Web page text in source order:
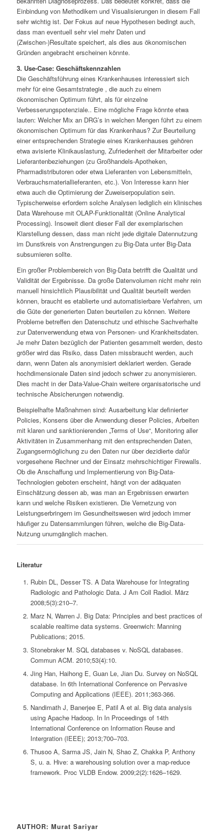
Einbindung von Methodikern und Visualisierungen in diesem Fall
sehr wichtig ist. Der Fokus auf neue Hypothesen bedingt auch,
dass man eventuell sehr viel mehr Daten und
(Zwischen-)Resultate speichert, als dies aus ökonomischen
Gründen angebracht erscheinen könnte.
3. Use-Case: Geschäftskennzahlen
Die Geschäftsführung eines Krankenhauses interessiert sich
mehr für eine Gesamtstrategie , die auch zu einem
ökonomischen Optimum führt, als für einzelne
Verbesserungspotenziale.. Eine mögliche Frage könnte etwa
lauten: Welcher Mix an DRG’s in welchen Mengen führt zu einem
ökonomischen Optimum für das Krankenhaus? Zur Beurteilung
einer entsprechenden Strategie eines Krankenhauses gehören
etwa avisierte Klinikauslastung, Zufriedenheit der Mitarbeiter oder
Lieferantenbeziehungen (zu Großhandels-Apotheken,
Pharmadistributoren oder etwa Lieferanten von Lebensmitteln,
Verbrauchsmateriallieferanten, etc.). Von Interesse kann hier
etwa auch die Optimierung der Zuweiserpopulation sein.
Typischerweise erfordern solche Analysen lediglich ein klinisches
Data Warehouse mit OLAP-Funktionalität (Online Analytical
Processing). Insoweit dient dieser Fall der exemplarischen
Klarstellung dessen, dass man nicht jede digitale Datennutzung
im Dunstkreis von Anstrengungen zu Big-Data unter Big-Data
subsumieren sollte.
Ein großer Problembereich von Big-Data betrifft die Qualität und
Validität der Ergebnisse. Da große Datenvolumen nicht mehr rein
manuell hinsichtlich Plausibilität und Qualität beurteilt werden
können, braucht es etablierte und automatisierbare Verfahren, um
die Güte der generierten Daten beurteilen zu können. Weitere
Probleme betreffen den Datenschutz und ethische Sachverhalte
zur Datenverwendung etwa von Personen- und Krankheitsdaten.
Je mehr Daten bezüglich der Patienten gesammelt werden, desto
größer wird das Risiko, dass Daten missbraucht werden, auch
dann, wenn Daten als anonymisiert deklariert werden. Gerade
hochdimensionale Daten sind jedoch schwer zu anonymisieren.
Dies macht in der Data-Value-Chain weitere organisatorische und
technische Absicherungen notwendig.
Beispielhafte Maßnahmen sind: Ausarbeitung klar definierter
Policies, Konsens über die Anwendung dieser Policies, Arbeiten
mit klaren und sanktionierenden „Terms of Use“, Monitoring aller
Aktivitäten in Zusammenhang mit den entsprechenden Daten,
Zugangsermöglichung zu den Daten nur über dezidierte dafür
vorgesehene Rechner und der Einsatz mehrschichtiger Firewalls.
Ob die Anschaffung und Implementierung von Big-Data-
Technologien geboten erscheint, hängt von der adäquaten
Einschätzung dessen ab, was man an Ergebnissen erwarten
kann und welche Risiken existieren. Die Vernetzung von
Leistungserbringern im Gesundheitswesen wird jedoch immer
häufiger zu Datensammlungen führen, welche die Big-Data-
Nutzung unumgänglich machen.
Literatur
Rubin DL, Desser TS. A Data Warehouse for Integrating
Radiologic and Pathologic Data. J Am Coll Radiol. März
2008;5(3):210–7.
Marz N, Warren J. Big Data: Principles and best practices of
scalable realtime data systems. Greenwich: Manning
Publications; 2015.
Stonebraker M. SQL databases v. NoSQL databases.
Commun ACM. 2010;53(4):10.
Jing Han, Haihong E, Guan Le, Jian Du. Survey on NoSQL
database. In 6th International Conference on Pervasive
Computing and Applications (IEEE). 2011;363-366.
Nandimath J, Banerjee E, Patil A et al. Big data analysis
using Apache Hadoop. In In Proceedings of 14th
International Conference on Information Reuse and
Intergration (IEEE); 2013;700–703.
Thusoo A, Sarma JS, Jain N, Shao Z, Chakka P, Anthony
S, u. a. Hive: a warehousing solution over a map-reduce
framework. Proc VLDB Endow. 2009;2(2):1626–1629.
AUTHOR: Murat Sariyar